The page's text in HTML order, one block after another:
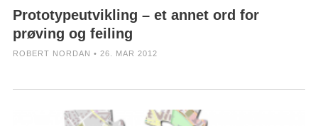
Prototypeutvikling – et annet ord for
prøving og feiling
ROBERT NORDAN • 26. MAR 2012